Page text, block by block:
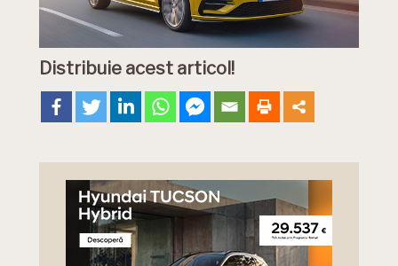
Distribuie acest articol!